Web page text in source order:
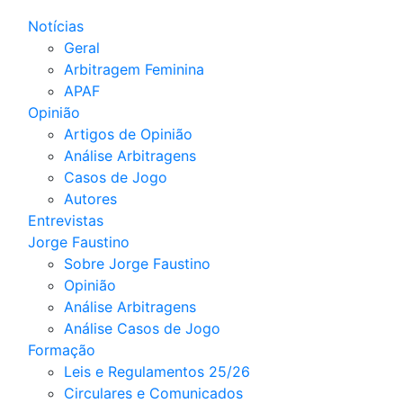
Notícias
Geral
Arbitragem Feminina
APAF
Opinião
Artigos de Opinião
Análise Arbitragens
Casos de Jogo
Autores
Entrevistas
Jorge Faustino
Sobre Jorge Faustino
Opinião
Análise Arbitragens
Análise Casos de Jogo
Formação
Leis e Regulamentos 25/26
Circulares e Comunicados